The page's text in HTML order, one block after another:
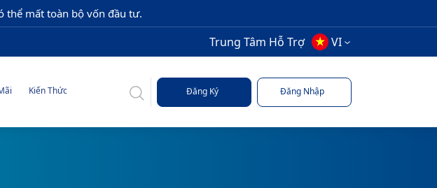
thể mất toàn bộ vốn đầu tư.
Trung Tâm Hỗ Trợ VI
Kiến Thức Đăng Ký Đăng Nhập